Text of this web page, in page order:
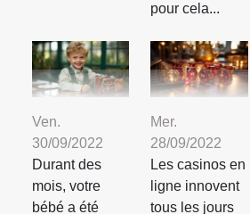
pour cela...
Ven.
30/09/2022
Durant des
mois, votre
bébé a été
Mer.
28/09/2022
Les casinos en
ligne innovent
tous les jours